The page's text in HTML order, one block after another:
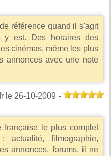
référence quand il s'agit
y est. Des horaires des
cinémas, même les plus
annonces avec une note
le 26-10-2009 -
française le plus complet
filmographie,
annonces, forums, il ne